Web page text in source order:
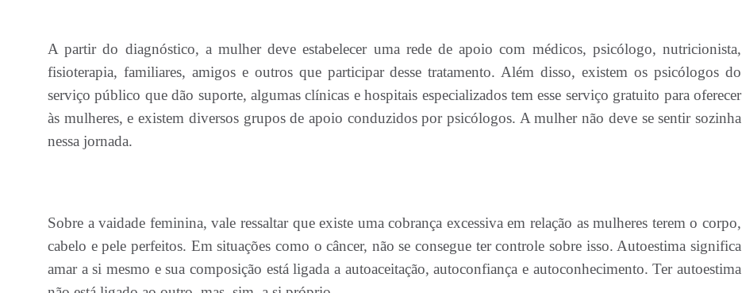
A partir do diagnóstico, a mulher deve estabelecer uma rede de apoio com médicos, psicólogo, nutricionista,
fisioterapia, familiares, amigos e outros que participar desse tratamento. Além disso, existem os psicólogos do
serviço público que dão suporte, algumas clínicas e hospitais especializados tem esse serviço gratuito para oferecer
às mulheres, e existem diversos grupos de apoio conduzidos por psicólogos. A mulher não deve se sentir sozinha
nessa jornada.
Sobre a vaidade feminina, vale ressaltar que existe uma cobrança excessiva em relação as mulheres terem o corpo,
cabelo e pele perfeitos. Em situações como o câncer, não se consegue ter controle sobre isso. Autoestima significa
amar a si mesmo e sua composição está ligada a autoaceitação, autoconfiança e autoconhecimento. Ter autoestima